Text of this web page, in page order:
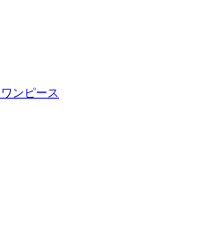
ンピース